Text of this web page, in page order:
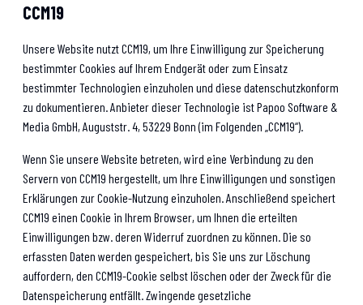
CCM19
Unsere Website nutzt CCM19, um Ihre Einwilligung zur Speicherung
bestimmter Cookies auf Ihrem Endgerät oder zum Einsatz
bestimmter Technologien einzuholen und diese datenschutzkonform
zu dokumentieren. Anbieter dieser Technologie ist Papoo Software &
Media GmbH, Auguststr. 4, 53229 Bonn (im Folgenden „CCM19“).
Wenn Sie unsere Website betreten, wird eine Verbindung zu den
Servern von CCM19 hergestellt, um Ihre Einwilligungen und sonstigen
Erklärungen zur Cookie-Nutzung einzuholen. Anschließend speichert
CCM19 einen Cookie in Ihrem Browser, um Ihnen die erteilten
Einwilligungen bzw. deren Widerruf zuordnen zu können. Die so
erfassten Daten werden gespeichert, bis Sie uns zur Löschung
auffordern, den CCM19-Cookie selbst löschen oder der Zweck für die
Datenspeicherung entfällt. Zwingende gesetzliche